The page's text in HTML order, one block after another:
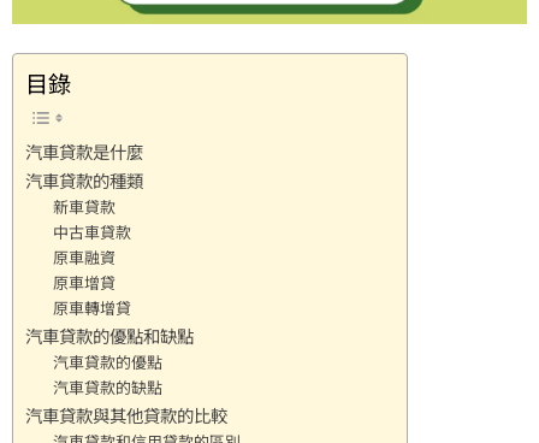
目錄
汽車貸款是什麼
汽車貸款的種類
新車貸款
中古車貸款
原車融資
原車增貸
原車轉增貸
汽車貸款的優點和缺點
汽車貸款的優點
汽車貸款的缺點
汽車貸款與其他貸款的比較